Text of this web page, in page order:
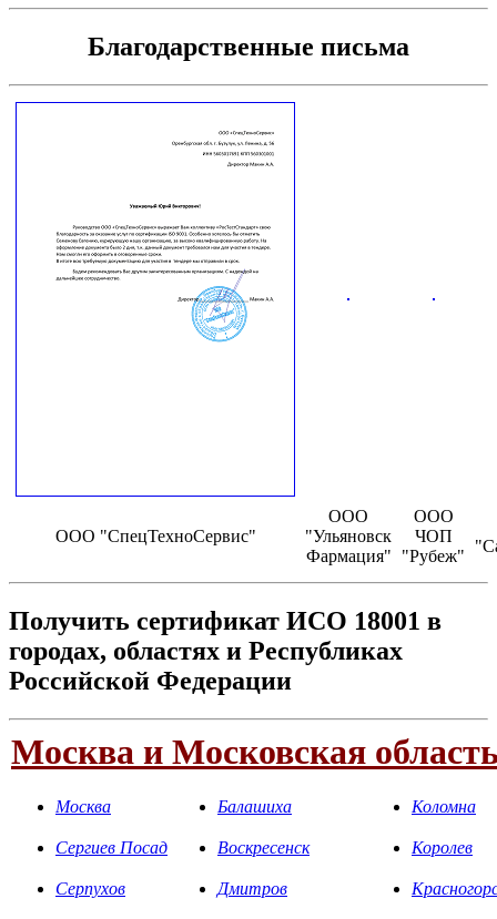
Благодарственные письма
ООО "СпецТехноСервис"
ООО
"Ульяновск
Фармация"
ООО
ЧОП
"Рубеж"
Получить сертификат ИСО 18001 в
городах, областях и Республиках
Российской Федерации
Москва и Московская
Москва Балашиха Коломна
Сергиев Посад Воскресенск Королев
Серпухов Дмитров